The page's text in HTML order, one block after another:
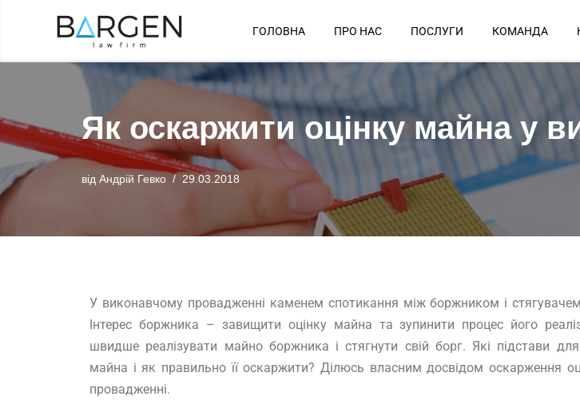
до
ГОЛОВНА ПРО НАС ПОСЛУГИ КОМАНДА
Як оскаржити оцінку майна у
від Андрій Гевко 29.03.2018
У виконавчому провадженні каменем спотикання між боржником і
Інтерес боржника – завищити оцінку майна та зупинити процес його
швидше реалізувати майно боржника і стягнути свій борг. Які підстави
майна і як правильно її оскаржити? Ділюсь власним досвідом оскарження
провадженні.